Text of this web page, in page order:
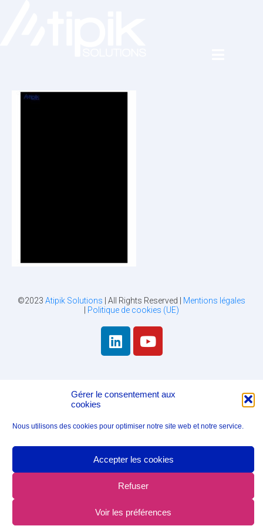
Gérer le consentement aux
cookies
Nous utilisons des cookies pour optimiser notre site web et notre service.
Accepter les cookies
Refuser
Voir les préférences
©2023 Atipik Solutions | All Rights Reserved | Mentions légales
Politique de cookies (UE)